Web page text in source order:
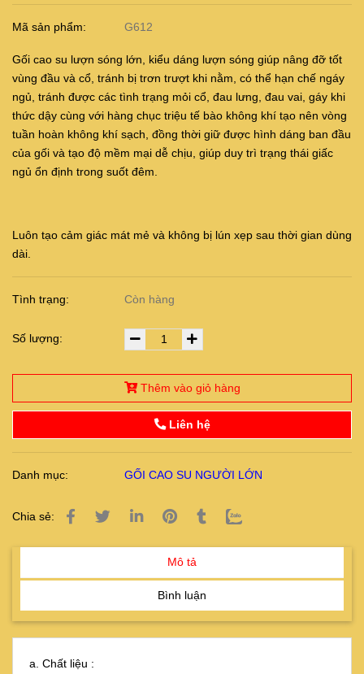
Mã sản phẩm: G612
Gối cao su lượn sóng lớn, kiểu dáng lượn sóng giúp nâng đỡ tốt
vùng đầu và cổ, tránh bị trơn trượt khi nằm, có thể hạn chế ngáy
ngủ, tránh được các tình trạng mỏi cổ, đau lưng, đau vai, gáy khi
thức dậy cùng với hàng chục triệu tế bào không khí tạo nên vòng
tuần hoàn không khí sạch, đồng thời giữ được hình dáng ban đầu
của gối và tạo độ mềm mại dễ chịu, giúp duy trì trạng thái giấc
ngủ ổn định trong suốt đêm.
Luôn tạo cảm giác mát mẻ và không bị lún xẹp sau thời gian dùng
dài.
Tình trạng: Còn hàng
Số lượng:
Thêm vào giỏ hàng
Liên hệ
Danh mục: GỐI CAO SU NGƯỜI LỚN
Chia sẻ:
Mô tả
Bình luận
a. Chất liệu :